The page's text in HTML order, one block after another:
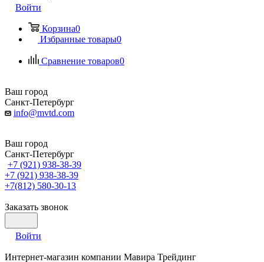
Войти
Корзина0
Избранные товары0
Сравнение товаров0
Ваш город
Санкт-Петербург
info@mvtd.com
Ваш город
Санкт-Петербург
+7 (921) 938-38-39
+7 (921) 938-38-39
+7(812) 580-30-13
Заказать звонок
Войти
Интернет-магазин компании Мавира Трейдинг